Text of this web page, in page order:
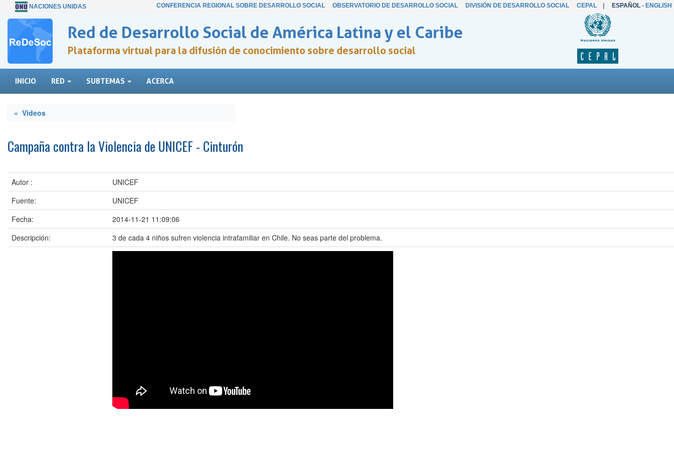
NACIONES UNIDAS CONFERENCIA REGIONAL SOBRE DESARROLLO SOCIAL OBSERVATORIO DE DESARROLLO SOCIAL DIVISIÓN DE DESARROLLO SOCIAL CEPAL| ESPAÑOL- ENGLISH
Red de Desarrollo Social de América Latina y el Caribe
Plataforma virtual para la difusión de conocimiento sobre desarrollo social
INICIO RED SUBTEMAS ACERCA
« Videos
Campaña contra la Violencia de UNICEF - Cinturón
Autor :
UNICEF
Fuente:
UNICEF
Fecha:
2014-11-21 11:09:06
Descripción:
3 de cada 4 niños sufren violencia intrafamiliar en Chile. No seas parte del problema.